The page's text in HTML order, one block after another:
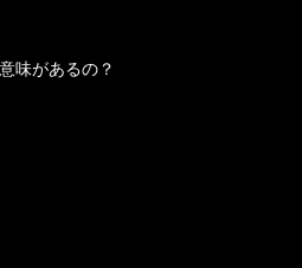
味があるの？